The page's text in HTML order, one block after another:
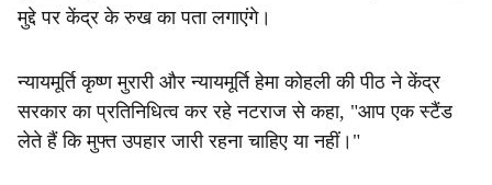
मुद्दे पर केंद्र के रुख का पता लगाएंगे।
न्यायमूर्ति कृष्ण मुरारी और न्यायमूर्ति हेमा कोहली की पीठ ने केंद्र
सरकार का प्रतिनिधित्व कर रहे नटराज से कहा, "आप एक स्टैंड
लेते हैं कि मुफ्त उपहार जारी रहना चाहिए या नहीं।"